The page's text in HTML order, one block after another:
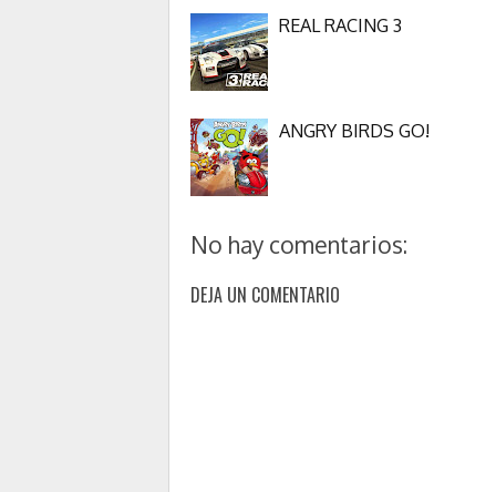
REAL RACING 3
ANGRY BIRDS GO!
No hay comentarios:
DEJA UN COMENTARIO